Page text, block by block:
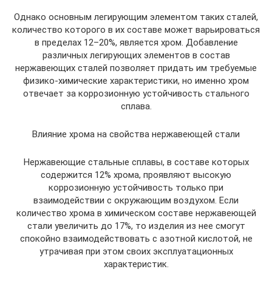
Однако основным легирующим элементом таких сталей,
количество которого в их составе может варьироваться
в пределах 12–20%, является хром. Добавление
различных легирующих элементов в состав
нержавеющих сталей позволяет придать им требуемые
физико-химические характеристики, но именно хром
отвечает за коррозионную устойчивость стального
сплава.
Влияние хрома на свойства нержавеющей стали
Нержавеющие стальные сплавы, в составе которых
содержится 12% хрома, проявляют высокую
коррозионную устойчивость только при
взаимодействии с окружающим воздухом. Если
количество хрома в химическом составе нержавеющей
стали увеличить до 17%, то изделия из нее смогут
спокойно взаимодействовать с азотной кислотой, не
утрачивая при этом своих эксплуатационных
характеристик.